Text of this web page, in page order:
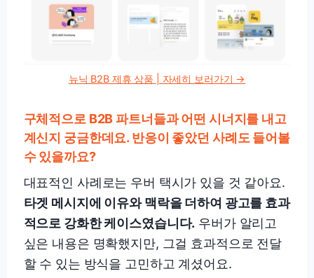
뉴닉 B2B 제휴 상품 | 자세히 보러가기 →
구체적으로 B2B 파트너들과 어떤 시너지를 내고
계신지 궁금한데요. 반응이 좋았던 사례도 들어볼
수 있을까요?
대표적인 사례로는 우버 택시가 있을 것 같아요.
타겟 메시지에 이유와 맥락을 더하여 광고를 효과
적으로 강화한 케이스였습니다. 우버가 알리고
싶은 내용은 명확했지만, 그걸 효과적으로 전달
할 수 있는 방식을 고민하고 계셨어요.